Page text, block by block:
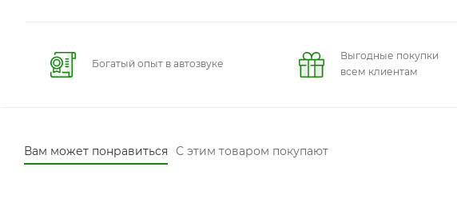
Богатый опыт в автозвуке
Выгодные покупки
всем клиентам
Вам может понравиться С этим товаром покупают